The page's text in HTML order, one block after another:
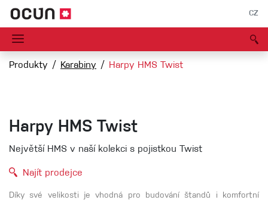
CZ
Produkty Karabiny Harpy HMS Twist
Harpy HMS Twist
Největší HMS v naší kolekci s pojistkou Twist
Najít prodejce
Díky své velikosti je vhodná pro budování štandů i komfortní